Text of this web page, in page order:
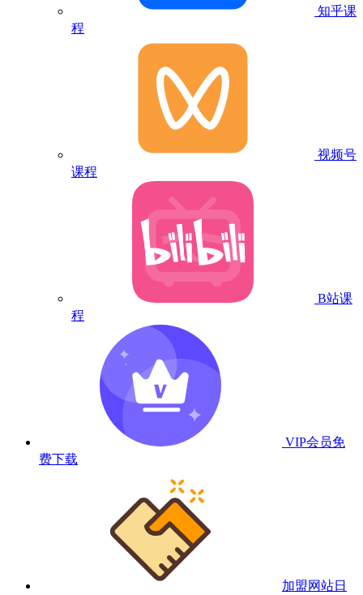
知乎课
程
视频号
课程
B站课
程
VIP会员免
费下载
加盟网站日